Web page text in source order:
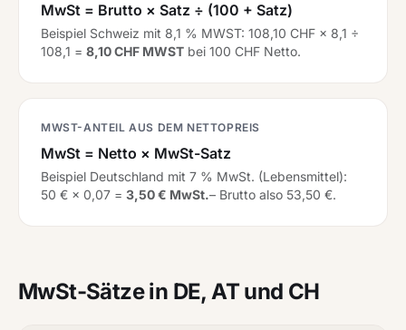
MwSt = Brutto × Satz ÷ (100 + Satz)
Beispiel Schweiz mit 8,1 % MWST: 108,10 CHF × 8,1 ÷
108,1 = 8,10 CHF MWST bei 100 CHF Netto.
MWST-ANTEIL AUS DEM NETTOPREIS
MwSt = Netto × MwSt-Satz
Beispiel Deutschland mit 7 % MwSt. (Lebensmittel):
50 € × 0,07 = 3,50 € MwSt.– Brutto also 53,50 €.
MwSt-Sätze in DE, AT und CH